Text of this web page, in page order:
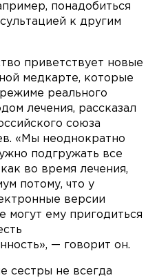
понадобиться
к другим
приветствует новые
медкарте, которые
реального
лечения, рассказал
союза
«Мы неоднократно
подгружать все
во время лечения,
потому, что у
версии
могут ему пригодиться
— говорит он.
сестры не всегда